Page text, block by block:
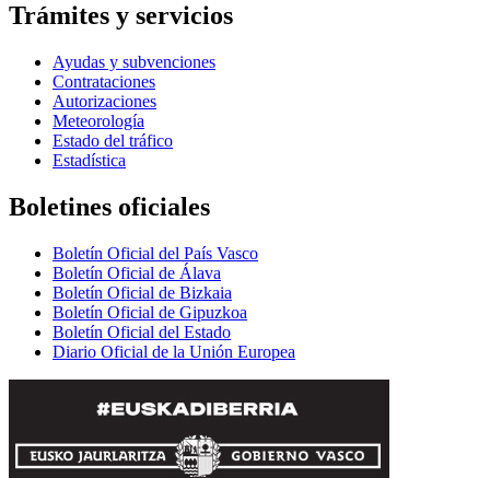
Trámites y servicios
Ayudas y subvenciones
Contrataciones
Autorizaciones
Meteorología
Estado del tráfico
Estadística
Boletines oficiales
Boletín Oficial del País Vasco
Boletín Oficial de Álava
Boletín Oficial de Bizkaia
Boletín Oficial de Gipuzkoa
Boletín Oficial del Estado
Diario Oficial de la Unión Europea